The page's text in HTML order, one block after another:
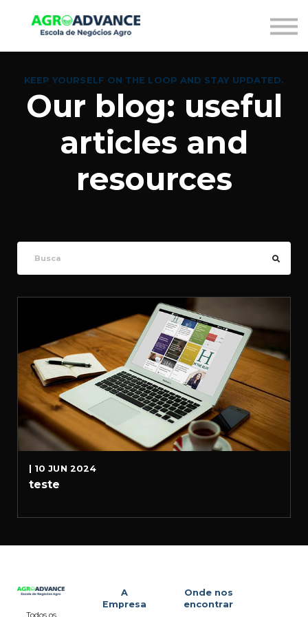
Entrar
Criar conta
KEEP YOURSELF ON THE LOOP AND STAY UPDATED.
Our blog: useful
articles and
resources
| 10 JUN 2024
teste
Todos os
A
Empresa
Onde nos
encontrar